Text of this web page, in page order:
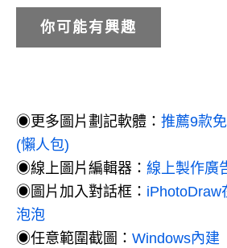
你可能有興趣
◉更多圖片劃記軟體： 推薦9款
(懶人包)
◉線上圖片編輯器： 線上製作廣
◉圖片加入對話框： iPhotoDraw
泡泡
◉任意範圍截圖： Windows內建